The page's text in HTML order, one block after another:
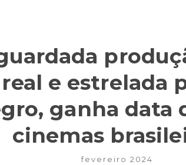
e estrelada
ganha data
cinemas
fevereiro 2024